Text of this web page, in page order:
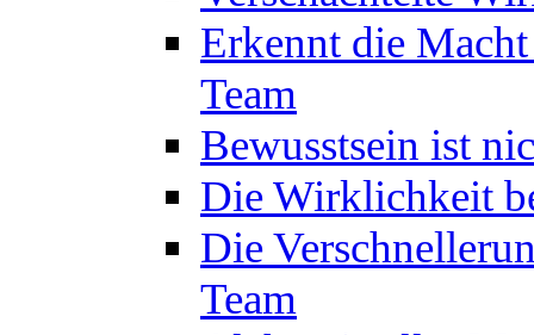
Erkennt die
Team
Bewusstsein ist
Die Wirklichkeit
Die
Team